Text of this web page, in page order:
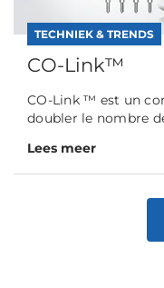
TECHNIEK & TRENDS
CO-Link™
CO-Link ™ est un
doubler le nombre
Lees meer